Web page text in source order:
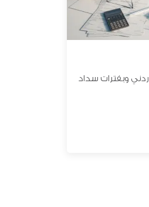
أردني وبفترات سداد